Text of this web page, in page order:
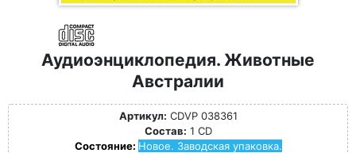
Аудиоэнциклопедия. Животные
Австралии
Артикул: CDVP 038361
Состав: 1 CD
Состояние: Новое. Заводская упаковка.